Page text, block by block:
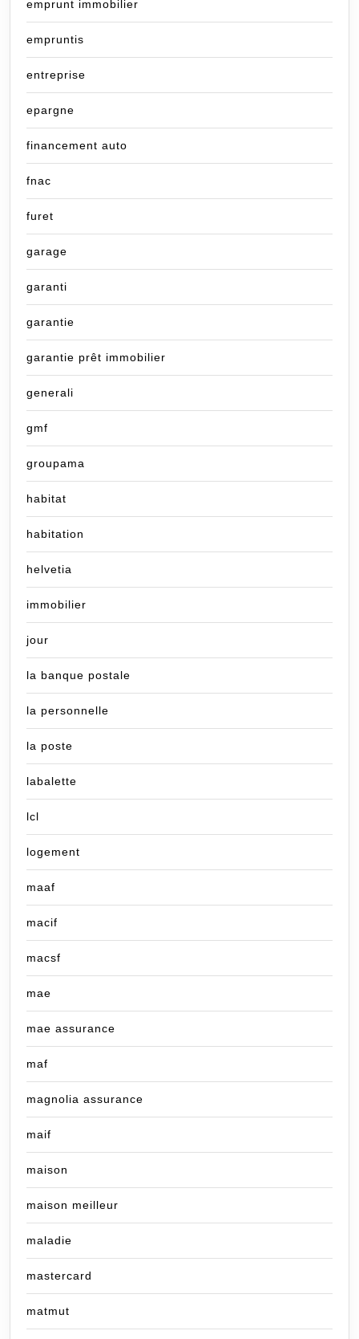
emprunt immobilier
empruntis
entreprise
epargne
financement auto
fnac
furet
garage
garanti
garantie
garantie prêt immobilier
generali
gmf
groupama
habitat
habitation
helvetia
immobilier
jour
la banque postale
la personnelle
la poste
labalette
lcl
logement
maaf
macif
macsf
mae
mae assurance
maf
magnolia assurance
maif
maison
maison meilleur
maladie
mastercard
matmut